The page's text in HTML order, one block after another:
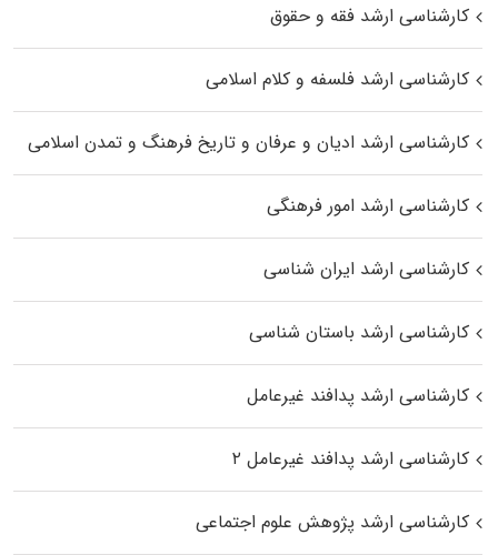
کارشناسی ارشد فقه و حقوق
کارشناسی ارشد فلسفه و کلام اسلامی
کارشناسی ارشد ادیان و عرفان و تاریخ فرهنگ و تمدن اسلامی
کارشناسی ارشد امور فرهنگی
کارشناسی ارشد ایران شناسی
کارشناسی ارشد باستان شناسی
کارشناسی ارشد پدافند غیرعامل
کارشناسی ارشد پدافند غیرعامل ۲
کارشناسی ارشد پژوهش علوم اجتماعی